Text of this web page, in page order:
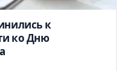
к
ко Дню